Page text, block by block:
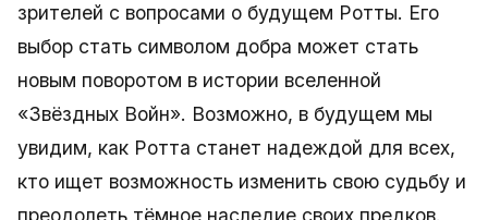
зрителей с вопросами о будущем Ротты. Его
выбор стать символом добра может стать
новым поворотом в истории вселенной
«Звёздных Войн». Возможно, в будущем мы
увидим, как Ротта станет надеждой для всех,
кто ищет возможность изменить свою судьбу и
преодолеть тёмное наследие своих предков.